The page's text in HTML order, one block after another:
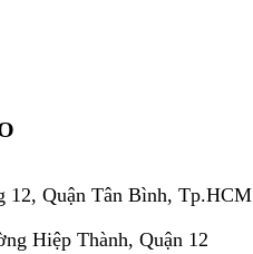
12, Quận Tân Bình, Tp.HCM
Hiệp Thành, Quận 12